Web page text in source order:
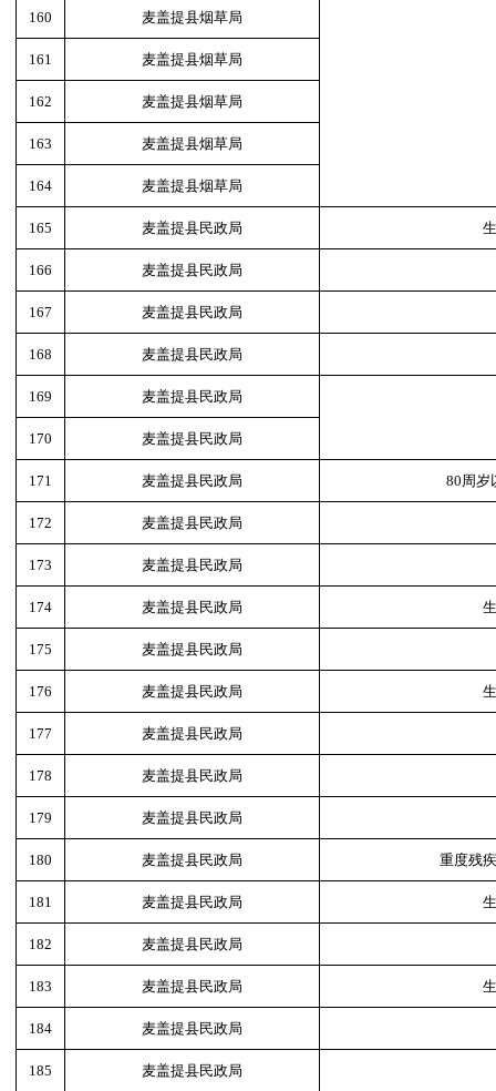
160 麦盖提县烟草局
161 麦盖提县烟草局
162 麦盖提县烟草局
163 麦盖提县烟草局
164 麦盖提县烟草局
165 麦盖提县民政局
166 麦盖提县民政局
167 麦盖提县民政局
168 麦盖提县民政局
169 麦盖提县民政局
170 麦盖提县民政局
171 麦盖提县民政局 80周岁
172 麦盖提县民政局
173 麦盖提县民政局
174 麦盖提县民政局
175 麦盖提县民政局
176 麦盖提县民政局
177 麦盖提县民政局
178 麦盖提县民政局
179 麦盖提县民政局
180 麦盖提县民政局 重度残
181 麦盖提县民政局
182 麦盖提县民政局
183 麦盖提县民政局
184 麦盖提县民政局
185 麦盖提县民政局